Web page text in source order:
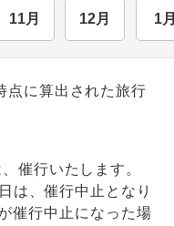
11月 12月 1
に算出された旅行
催行いたします。
は、催行中止となり
催行中止になった場